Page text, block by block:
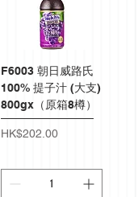
F6003 朝日威路氏
100% 提子汁 (大支)
800gx（原箱8樽）
Price
HK$202.00